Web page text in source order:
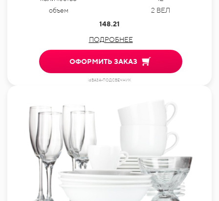
объем
2 ВЕЛ
148.21
ПОДРОБНЕЕ
ОФОРМИТЬ ЗАКАЗ
idВАЗА-ПОДСВЕЧНИК